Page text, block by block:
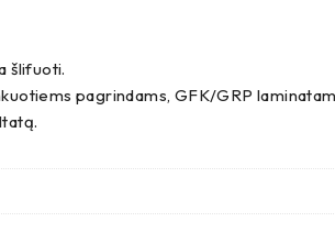
šlifuoti.
pagrindams, GFK/GRP